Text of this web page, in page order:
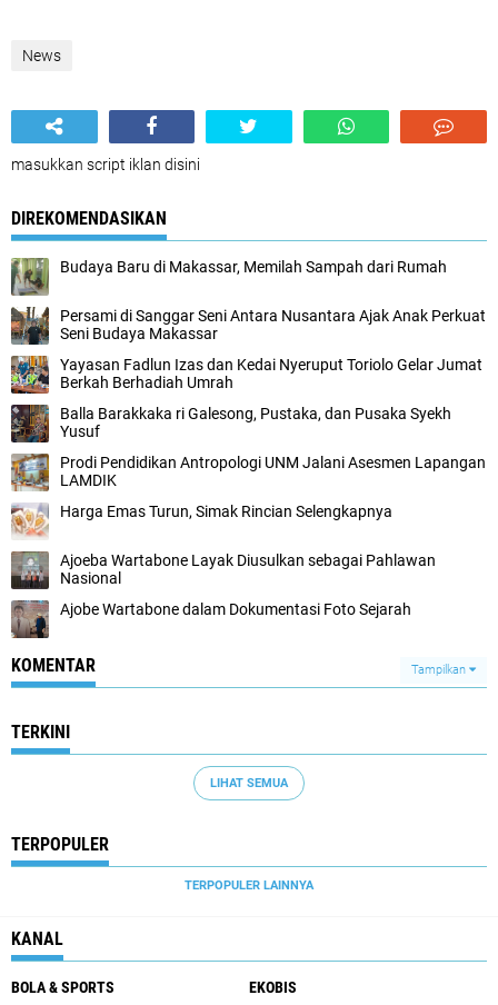
News
masukkan script iklan disini
DIREKOMENDASIKAN
Budaya Baru di Makassar, Memilah Sampah dari Rumah
Persami di Sanggar Seni Antara Nusantara Ajak Anak Perkuat
Seni Budaya Makassar
Yayasan Fadlun Izas dan Kedai Nyeruput Toriolo Gelar Jumat
Berkah Berhadiah Umrah
Balla Barakkaka ri Galesong, Pustaka, dan Pusaka Syekh
Yusuf
Prodi Pendidikan Antropologi UNM Jalani Asesmen Lapangan
LAMDIK
Harga Emas Turun, Simak Rincian Selengkapnya
Ajoeba Wartabone Layak Diusulkan sebagai Pahlawan
Nasional
Ajobe Wartabone dalam Dokumentasi Foto Sejarah
KOMENTAR Tampilkan
TERKINI
LIHAT SEMUA
TERPOPULER
TERPOPULER LAINNYA
KANAL
BOLA & SPORTS EKOBIS